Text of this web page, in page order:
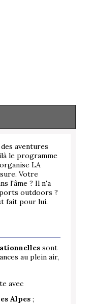
aventures
le programme
LA
Votre
l'âme ? Il n'a
outdoors ?
fait pour lui.
sont
au plein air,
avec
Alpes ;